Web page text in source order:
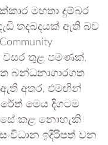
මහතා දුම්බර
තදබදයක් ඇති බව
වසර තුළ පමණක්,
බන්ධනාගාරගත
අතර, එමඟින්
මෙය දිගටම
කළ නොහැකි
ඉදිරිපත් වන